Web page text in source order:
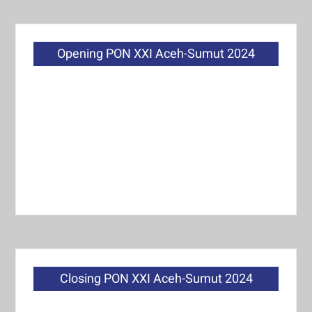
Opening PON XXI Aceh-Sumut 2024
Closing PON XXI Aceh-Sumut 2024